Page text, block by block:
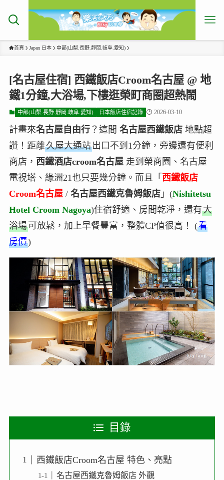
首頁 Japan 日本 中部(山梨.長野.靜岡.岐阜.愛知)
[名古屋住宿] 西鐵飯店Croom名古屋 @ 地
鐵1分鐘,大浴場,下樓逛榮町商圈超熱鬧
中部(山梨.長野.靜岡.岐阜.愛知) 日本飯店住宿記錄 2026-03-10
計畫來名古屋自由行？這間 名古屋西鐵飯店地點超
讚！距離久屋大通站出口不到1分鐘，旁邊還有便利
商店， 西鐵酒店croom名古屋走到榮商圈、名古屋
電視塔、綠洲21也只要幾分鐘。而且「 西鐵飯店
Croom名古屋/ 名古屋西鐵克魯姆飯店」(Nishitetsu
Hotel Croom Nagoya)住宿舒適、房間乾淨，還有大
浴場可放鬆，加上早餐豐富，整體CP值很高！ (看
房價)
目錄
西鐵飯店Croom名古屋 特色、亮點
名古屋西鐵克魯姆飯店 外觀